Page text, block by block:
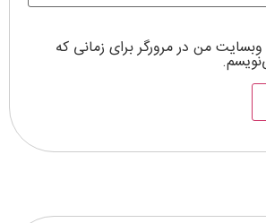
وبسایت من در مرورگر برای زمانی که